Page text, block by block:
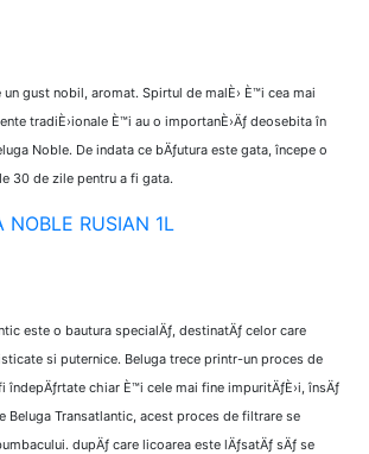
un gust nobil, aromat. Spirtul de malÈ› È™i cea mai
tradiÈ›ionale È™i au o importanÈ›Äƒ deosebita în
Noble. De indata ce bÄƒutura este gata, începe o
30 de zile pentru a fi gata.
NOBLE RUSIAN 1L
este o bautura specialÄƒ, destinatÄƒ celor care
si puternice. Beluga trece printr-un proces de
chiar È™i cele mai fine impuritÄƒÈ›i, însÄƒ
Beluga Transatlantic, acest proces de filtrare se
dupÄƒ care licoarea este lÄƒsatÄƒ sÄƒ se